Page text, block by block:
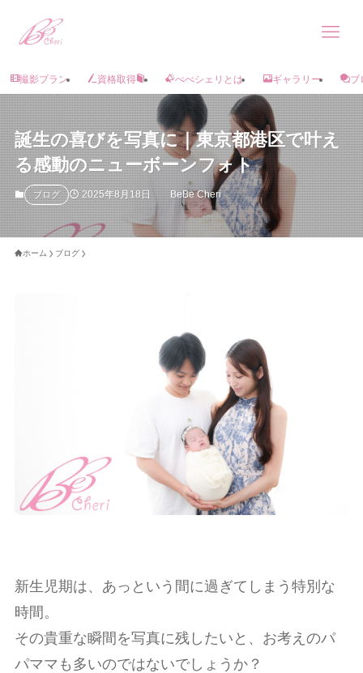
撮影プラン 資格取得 べべシェリとは ギャラリー ブ
誕生の喜びを写真に｜東京都港区で叶え
る感動のニューボーンフォト
ブログ 2025年8月18日 BeBe Cheri
ホーム ブログ
新生児期は、あっという間に過ぎてしまう特別な
時間。
その貴重な瞬間を写真に残したいと、お考えのパ
パママも多いのではないでしょうか？